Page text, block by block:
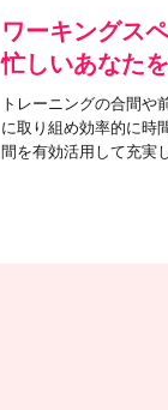
ワーキングス
忙しいあなた
トレーニングの合間や
に取り組め効率的に時
間を有効活用して充実